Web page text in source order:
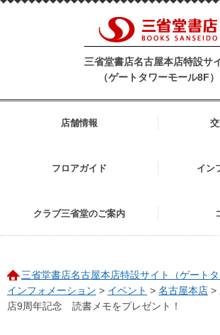
三省堂書店名古屋本店特設サ
（ゲートタワーモール8F）
店舗情報
フロアガイド イン
クラブ三省堂のご案内
三省堂書店名古屋本店特設サイト（ゲートタ
インフォメーション > イベント > 名古屋本店 >
店9周年記念 読書メモをプレゼント！